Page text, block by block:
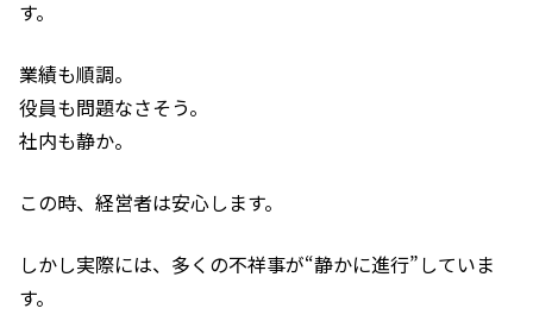
す。
業績も順調。
役員も問題なさそう。
社内も静か。
この時、経営者は安心します。
しかし実際には、多くの不祥事が“静かに進行”していま
す。